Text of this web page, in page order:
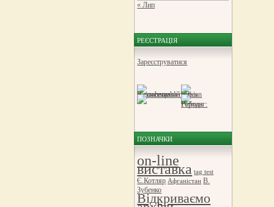
« Лип
РЕЄСТРАЦІЯ
Зареєструватися
ПОЗНАЧКИ
on-line
виставка tag test
Є.Котляр Афганістан В.
Зубенко
Відкриваємо